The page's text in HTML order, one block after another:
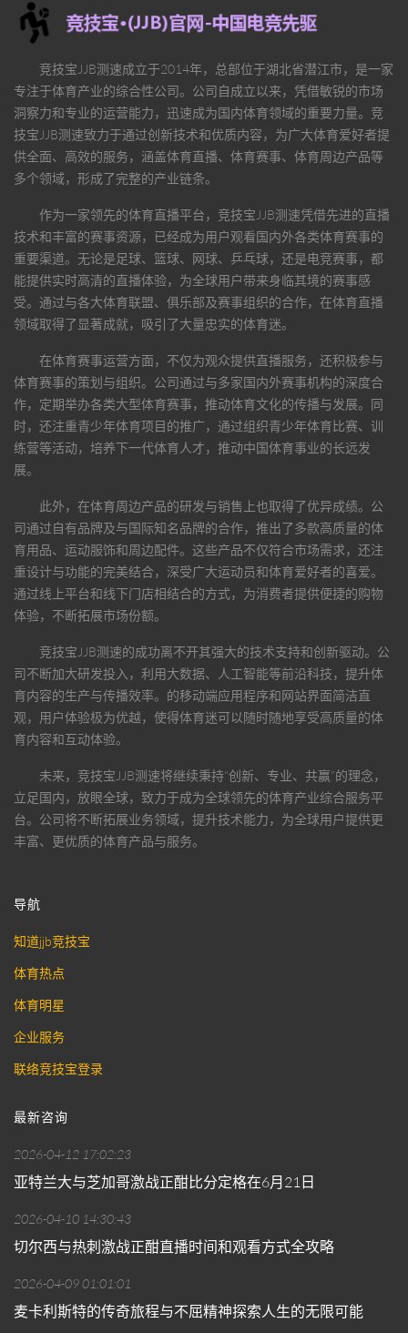
竞技宝JJB测速成立于2014年，总部位于湖北省潜江市，是一家
专注于体育产业的综合性公司。公司自成立以来，凭借敏锐的市场
洞察力和专业的运营能力，迅速成为国内体育领域的重要力量。 竞
技宝JJB测速致力于通过创新技术和优质内容，为广大体育爱好者提
供全面、高效的服务，涵盖体育直播、体育赛事、体育周边产品等
多个领域，形成了完整的产业链条。
作为一家领先的体育直播平台， 竞技宝JJB测速凭借先进的直播
技术和丰富的赛事资源，已经成为用户观看国内外各类体育赛事的
重要渠道。无论是足球、篮球、网球、乒乓球，还是电竞赛事，都
能提供实时高清的直播体验，为全球用户带来身临其境的赛事感
受。通过与各大体育联盟、俱乐部及赛事组织的合作，在体育直播
领域取得了显著成就，吸引了大量忠实的体育迷。
在体育赛事运营方面，不仅为观众提供直播服务，还积极参与
体育赛事的策划与组织。公司通过与多家国内外赛事机构的深度合
作，定期举办各类大型体育赛事，推动体育文化的传播与发展。同
时，还注重青少年体育项目的推广，通过组织青少年体育比赛、训
练营等活动，培养下一代体育人才，推动中国体育事业的长远发
展。
此外，在体育周边产品的研发与销售上也取得了优异成绩。公
司通过自有品牌及与国际知名品牌的合作，推出了多款高质量的体
育用品、运动服饰和周边配件。这些产品不仅符合市场需求，还注
重设计与功能的完美结合，深受广大运动员和体育爱好者的喜爱。
通过线上平台和线下门店相结合的方式，为消费者提供便捷的购物
体验，不断拓展市场份额。
竞技宝JJB测速的成功离不开其强大的技术支持和创新驱动。公
司不断加大研发投入，利用大数据、人工智能等前沿科技，提升体
育内容的生产与传播效率。的移动端应用程序和网站界面简洁直
观，用户体验极为优越，使得体育迷可以随时随地享受高质量的体
育内容和互动体验。
未来， 竞技宝JJB测速将继续秉持“创新、专业、共赢”的理念，
立足国内，放眼全球，致力于成为全球领先的体育产业综合服务平
台。公司将不断拓展业务领域，提升技术能力，为全球用户提供更
丰富、更优质的体育产品与服务。
导航
知道jjb竞技宝
体育热点
体育明星
企业服务
联络竞技宝登录
最新咨询
2026-04-12 17:02:23
亚特兰大与芝加哥激战正酣比分定格在6月21日
2026-04-10 14:30:43
切尔西与热刺激战正酣直播时间和观看方式全攻略
2026-04-09 01:01:01
麦卡利斯特的传奇旅程与不屈精神探索人生的无限可能